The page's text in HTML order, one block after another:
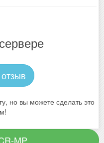
но вы можете сделать это
MP